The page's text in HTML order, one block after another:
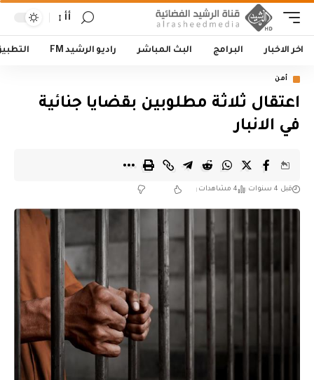
أأ
اخر الاخبار البرامج البث المباشر راديو الرشيد FM
أمن
اعتقال ثلاثة مطلوبين بقضايا جنائية
في الانبار
قبل 4 سنوات 4 مشاهدات